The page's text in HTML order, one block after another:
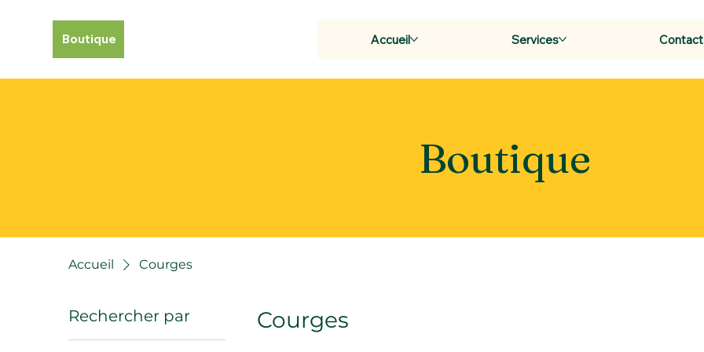
Boutique Accueil Services Contact
Boutique
Accueil Courges
Rechercher par Courges